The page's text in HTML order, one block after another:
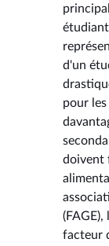
d'un
pour
doivent
facteur